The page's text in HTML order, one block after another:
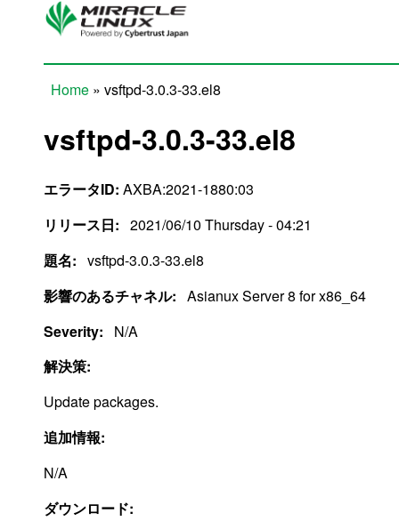
Skip to main content
Home » vsftpd-3.0.3-33.el8
vsftpd-3.0.3-33.el8
エラータID: AXBA:2021-1880:03
リリース日: 2021/06/10 Thursday - 04:21
題名: vsftpd-3.0.3-33.el8
影響のあるチャネル: Asianux Server 8 for x86_64
Severity:
N/A
解決策:
Update packages.
追加情報:
N/A
ダウンロード: